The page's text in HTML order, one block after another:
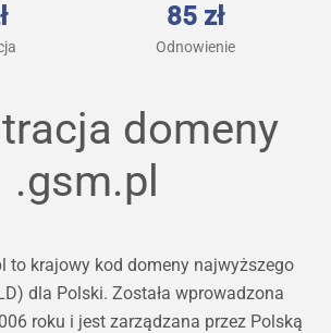
85 zł
Odnowienie
domeny
.gsm.pl
to krajowy kod domeny najwyższego
dla Polski. Została wprowadzona
roku i jest zarządzana przez Polską